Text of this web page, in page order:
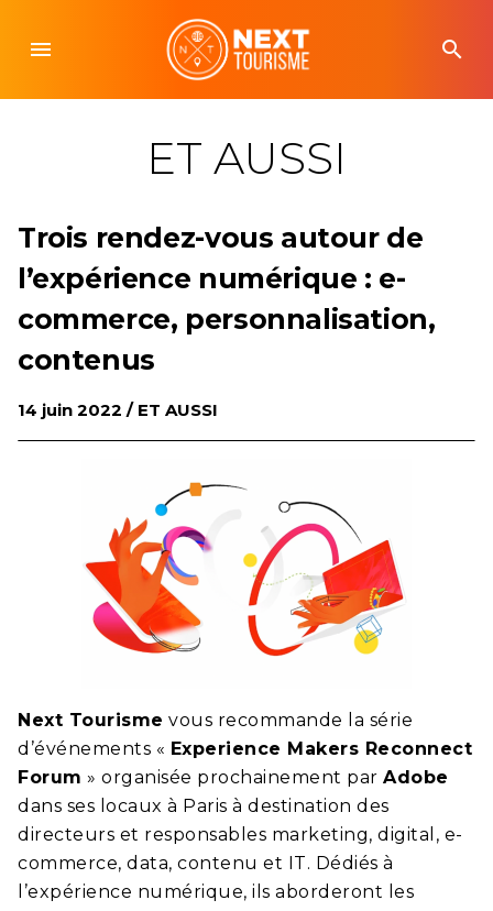
content
menu search
ET AUSSI
Trois rendez-vous autour de
l’expérience numérique : e-
commerce, personnalisation,
contenus
14 juin 2022 / ET AUSSI
Next Tourisme vous recommande la série
d’événements « Experience Makers Reconnect
Forum » organisée prochainement par Adobe
dans ses locaux à Paris à destination des
directeurs et responsables marketing, digital, e-
commerce, data, contenu et IT. Dédiés à
l’expérience numérique, ils aborderont les